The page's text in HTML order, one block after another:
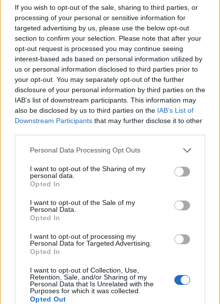
If you wish to opt-out of the sale, sharing to third parties, or
processing of your personal or sensitive information for
targeted advertising by us, please use the below opt-out
section to confirm your selection. Please note that after your
opt-out request is processed you may continue seeing
interest-based ads based on personal information utilized by
us or personal information disclosed to third parties prior to
your opt-out. You may separately opt-out of the further
disclosure of your personal information by third parties on the
IAB’s list of downstream participants. This information may
also be disclosed by us to third parties on the IAB’s List of
Downstream Participants that may further disclose it to other
Personal Data Processing Opt Outs
I want to opt-out of the Sharing of my
personal data.
Opted In
I want to opt-out of the Sale of my
Personal Data.
Opted In
I want to opt-out of processing my
Personal Data for Targeted Advertising.
Opted In
I want to opt-out of Collection, Use,
Retention, Sale, and/or Sharing of my
Personal Data that Is Unrelated with the
Purposes for which it was collected.
Opted Out
Ο καφές αποτελεί βασικό στοιχείο της καθημερινότητας
εκατομμυρίων καταναλωτών παγκοσμίως, και ειδικά στη χώρα
μας μπορεί να συνοδεύει το πρωινό ξύπνημα, το μεσημεριανό
φαγητό, τη συνάντηση με φίλους αλλά και κάποιο επαγγελματικό
ραντεβού. Γενικά, ταιριάζει σχεδόν σε κάθε κοινωνική συνθήκη,
προσφέρεται σε δεκάδες παραλλαγές και καλύπτει κάθε γούστο.
NEWSROOM /04 Αυγ 2026
ΔΙΕΘΝΗ
Η ακριβή πλευρά της AI: Επιπλέον 375
δολάρια τον χρόνο για κάθε νοικοκυριό στις
ΗΠΑ
καινοτομίες που τη συνοδεύουν να έχουν τη δυνατότητα να
ενισχύσουν την παραγωγικότητα, την ανάπτυξη και την οικονομία
κάθε χώρας, δημιουργώντας μεγάλες επενδυτικές ευκαιρίες, νέες
θέσεις εργασίας, ακόμη και ολόκληρες βιομηχανίες, ωστόσο πριν